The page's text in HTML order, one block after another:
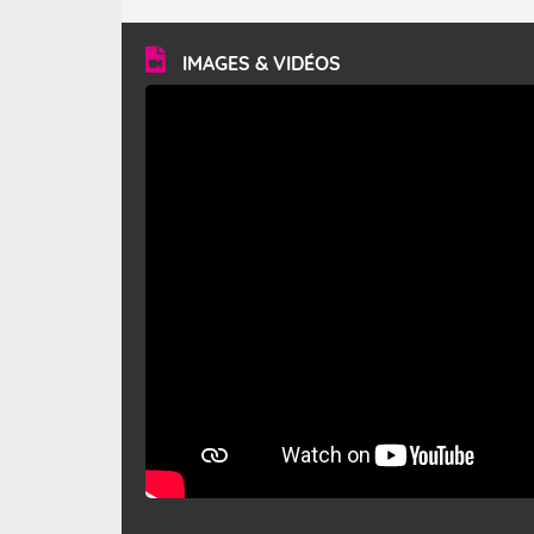
vitesse moyenne de 50 km/h et atteindre 80 à 100 km/h
en rafales, parfois davantage. Il parcourt la basse vallée
du Rhône et la Provence et envahit le littoral
méditerranéen à partir de la Camargue.
IMAGES & VIDÉOS